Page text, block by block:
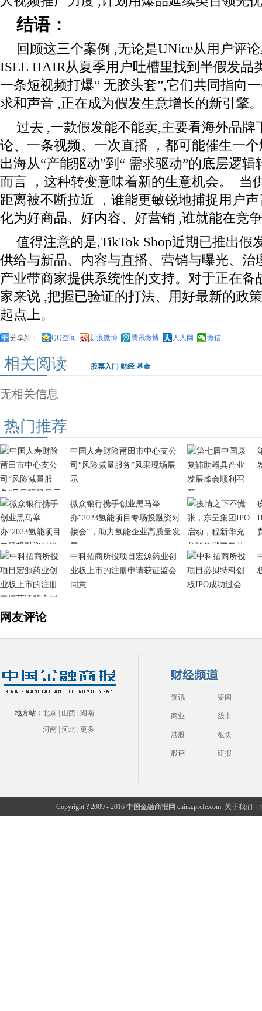
结语：
回顾这三个案例 ,无论是UNice从用户评
ISEE HAIR从夏季用户吐槽里找到半假发品
一条短视频打爆“ 无胶头套”,它们共同指向
求和声音 ,正在成为假发生意增长的新引擎。
过去 ,一款假发能不能卖,主要看海外品牌
论、一条视频、一次直播 ，都可能催生一
出海从“产能驱动”到“ 需求驱动”的底层逻
而言 ，这种转变意味着新的生意机会。 当
距离被不断拉近 ，谁能更敏锐地捕捉用户
化为好商品、好内容、好营销 ,谁就能在竞
值得注意的是,TikTok Shop近期已推出假
供给与新品、内容与直播、营销与曝光、治
产业带商家提供系统性的支持。对于正在备
家来说 ,把握已验证的打法、用好最新的政
起点上。
分享到： QQ空间 新浪微博 腾讯微博 人人网 微信
相关阅读 股票入门 财经 基金
无相关信息
热门推荐
中国人寿财险莆田市中心支公
司“风险减量服务”风采现场展
示
微众银行携手创业黑马举
办“2023氢能项目专场投融资对
接会”，助力氢能企业高质量发
展
中科招商所投项目宏源药业创
业板上市的注册申请获证监会
同意
网友评论
地方站： 北京 山西 湖南
河南 河北 更多
资讯 要闻
商业 股市
港股 板块
股评 研报
Copyright ? 2009 - 2016 中国金融商报网 china.prcfe.com 关于我们 |